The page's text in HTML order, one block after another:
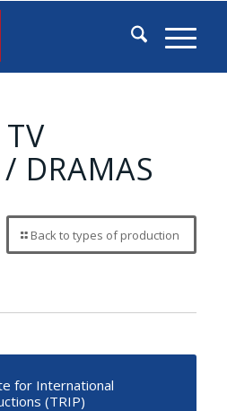
TV
/ DRAMAS
Back to types of production
for International
(TRIP)